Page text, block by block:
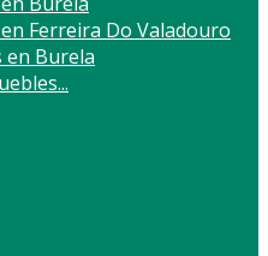
Ferreira Do Valadouro
en Burela